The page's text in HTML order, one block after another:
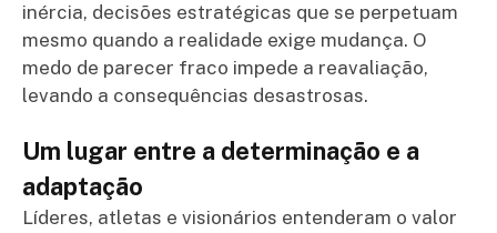
inércia, decisões estratégicas que se perpetuam
mesmo quando a realidade exige mudança. O
medo de parecer fraco impede a reavaliação,
levando a consequências desastrosas.
Um lugar entre a determinação e a
adaptação
Líderes, atletas e visionários entenderam o valor